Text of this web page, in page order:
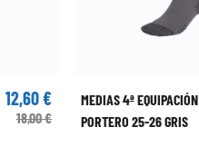
12,60 €
18,00 €
MEDIAS 4ª EQUIPACIÓN
PORTERO 25-26 GRIS